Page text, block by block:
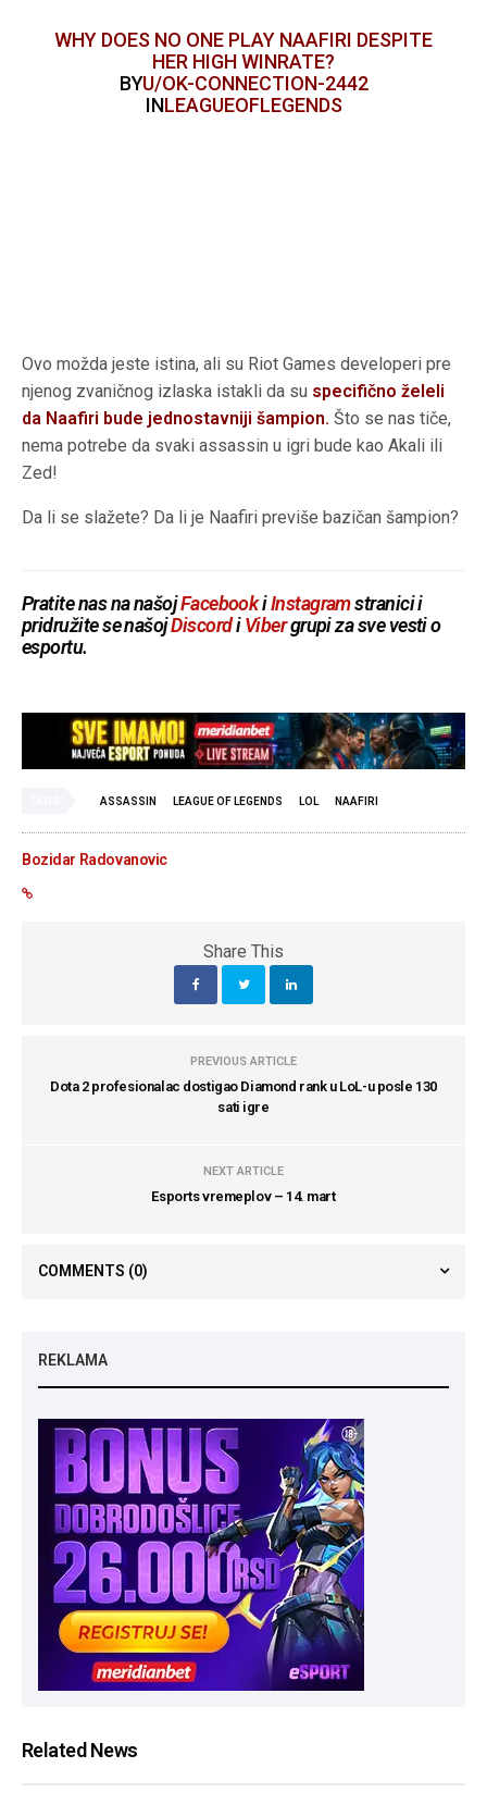
WHY DOES NO ONE PLAY NAAFIRI DESPITE
HER HIGH WINRATE?
BYU/OK-CONNECTION-2442
INLEAGUEOFLEGENDS
Ovo možda jeste istina, ali su Riot Games developeri pre
njenog zvaničnog izlaska istakli da su specifično želeli
da Naafiri bude jednostavniji šampion. Što se nas tiče,
nema potrebe da svaki assassin u igri bude kao Akali ili
Zed!
Da li se slažete? Da li je Naafiri previše bazičan šampion?
Pratite nas na našojFacebookiInstagramstranici i
pridružite se našojDiscordiVibergrupi za sve vesti o
esportu.
ASSASSIN LEAGUE OF LEGENDS LOL NAAFIRI
Bozidar Radovanovic
Share This
PREVIOUS ARTICLE
Dota 2 profesionalac dostigao Diamond rank u LoL-u posle 130
sati igre
NEXT ARTICLE
Esports vremeplov – 14. mart
COMMENTS (0)
REKLAMA
Related News